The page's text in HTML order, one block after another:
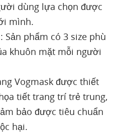
dùng lựa chọn được
mình.
phẩm có 3 size phù
khuôn mặt mỗi người
Vogmask được thiết
tiết trang trí trẻ trung,
bảo được tiêu chuẩn
hại.